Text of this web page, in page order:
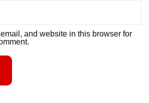
and website in this browser for